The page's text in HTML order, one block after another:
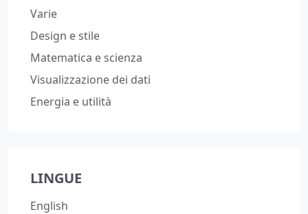
Varie
Design e stile
Matematica e scienza
Visualizzazione dei dati
Energia e utilità
LINGUE
English